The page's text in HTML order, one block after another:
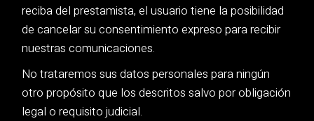
reciba del prestamista, el usuario tiene la posibilidad
de cancelar su consentimiento expreso para recibir
nuestras comunicaciones.
No trataremos sus datos personales para ningún
otro propósito que los descritos salvo por obligación
legal o requisito judicial.